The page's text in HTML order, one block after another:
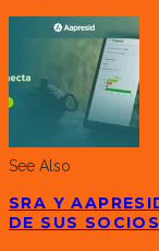
See Also
SRA Y
DE SUS